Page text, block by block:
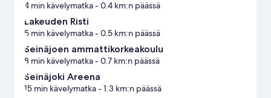
4 min kävelymatka- 0.4 km:n päässä
Lakeuden Risti
5 min kävelymatka- 0.5 km:n päässä
Seinäjoen ammattikorkeakoulu
8 min kävelymatka- 0.7 km:n päässä
Seinäjoki Areena
15 min kävelymatka- 1.3 km:n päässä